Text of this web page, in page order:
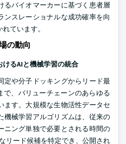
るバイオマーカーに基づく患者層
ンスレーショナルな成功確率を向
ています。
の動向
るAIと機械学習の統合
定や分子ドッキングからリード最
で、バリューチェーンのあらゆる
ます。大規模な生物活性データセ
機械学習アルゴリズムは、従来の
ニング単独で必要とされる時間の
リード候補を特定でき、公開され